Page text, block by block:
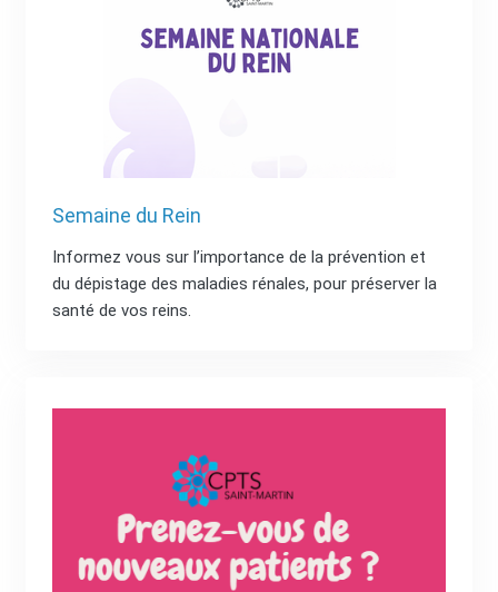
Semaine du Rein
Informez vous sur l’importance de la prévention et
du dépistage des maladies rénales, pour préserver la
santé de vos reins.